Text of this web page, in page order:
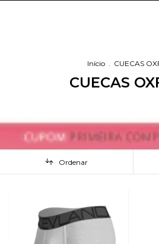
Início . CUECAS
CUECAS
Ordenar